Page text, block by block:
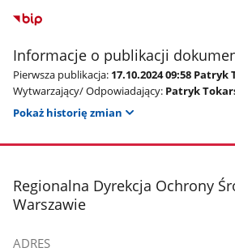
Informacje o publikacji
Pierwsza publikacja: 17.10.2024 09:58 Patryk
Wytwarzający/ Odpowiadający: Patryk
Pokaż historię zmian
stopka
Regionalna Dyrekcja Ochrony
Warszawie
ADRES